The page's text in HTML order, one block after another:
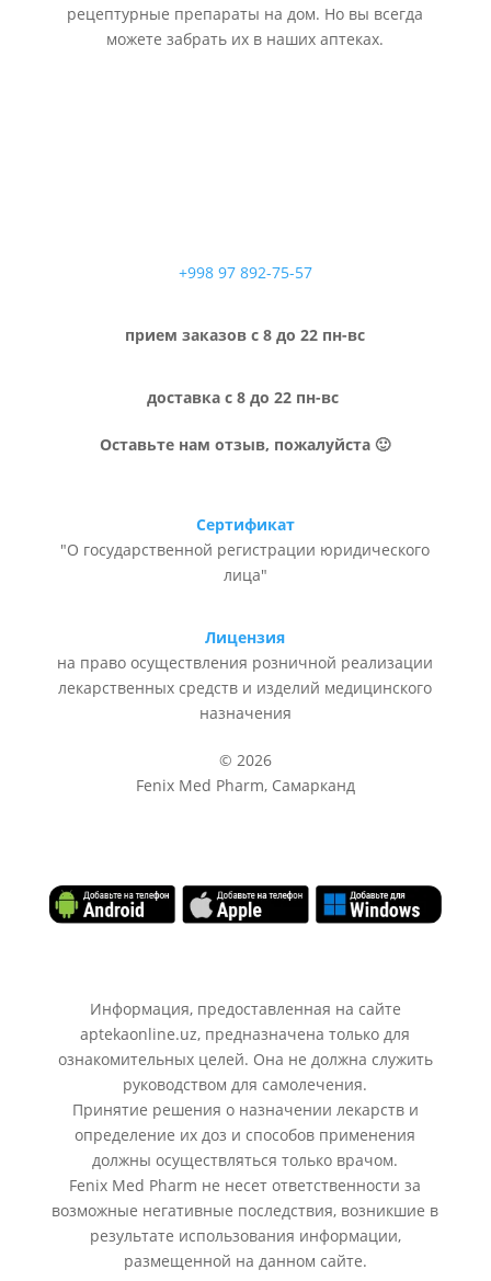
рецептурные препараты на дом. Но вы всегда
можете забрать их в наших аптеках.
+998 97 892-75-57
прием заказов с 8 до 22 пн-вс
доставка с 8 до 22 пн-вс
Оставьте нам отзыв, пожалуйста 🙂
Сертификат
"О государственной регистрации юридического
лица"
Лицензия
на право осуществления розничной реализации
лекарственных средств и изделий медицинского
назначения
© 2026
Fenix Med Pharm, Самарканд
Информация, предоставленная на сайте
aptekaonline.uz, предназначена только для
ознакомительных целей. Она не должна служить
руководством для самолечения.
Принятие решения о назначении лекарств и
определение их доз и способов применения
должны осуществляться только врачом.
Fenix Med Pharm не несет ответственности за
возможные негативные последствия, возникшие в
результате использования информации,
размещенной на данном сайте.